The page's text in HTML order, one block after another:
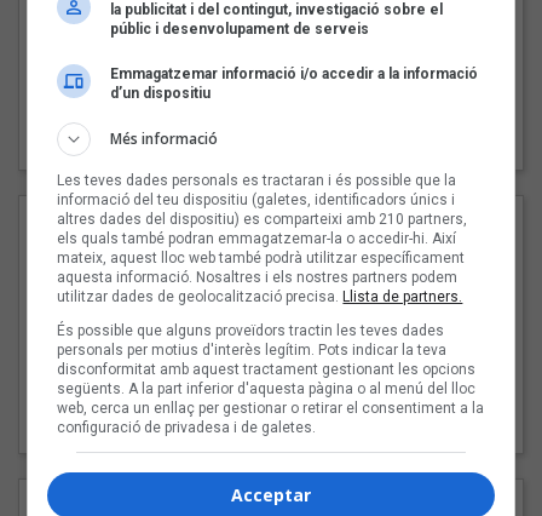
Pep Álvarez amb Joan Muntaner (Xanguito)
"Les cabres"
94 Rules amb Compte
la publicitat i del contingut, investigació sobre el
públic i desenvolupament de serveis
Emmagatzemar informació i/o accedir a la informació
d’un dispositiu
Més informació
Les teves dades personals es tractaran i és possible que la
informació del teu dispositiu (galetes, identificadors únics i
altres dades del dispositiu) es comparteixi amb 210 partners,
els quals també podran emmagatzemar-la o accedir-hi. Així
mateix, aquest lloc web també podrà utilitzar específicament
aquesta informació. Nosaltres i els nostres partners podem
utilitzar dades de geolocalització precisa. Llista de partners.
És possible que alguns proveïdors tractin les teves dades
personals per motius d'interès legítim. Pots indicar la teva
disconformitat amb aquest tractament gestionant les opcions
següents. A la part inferior d'aquesta pàgina o al menú del lloc
web, cerca un enllaç per gestionar o retirar el consentiment a la
configuració de privadesa i de galetes.
Acceptar